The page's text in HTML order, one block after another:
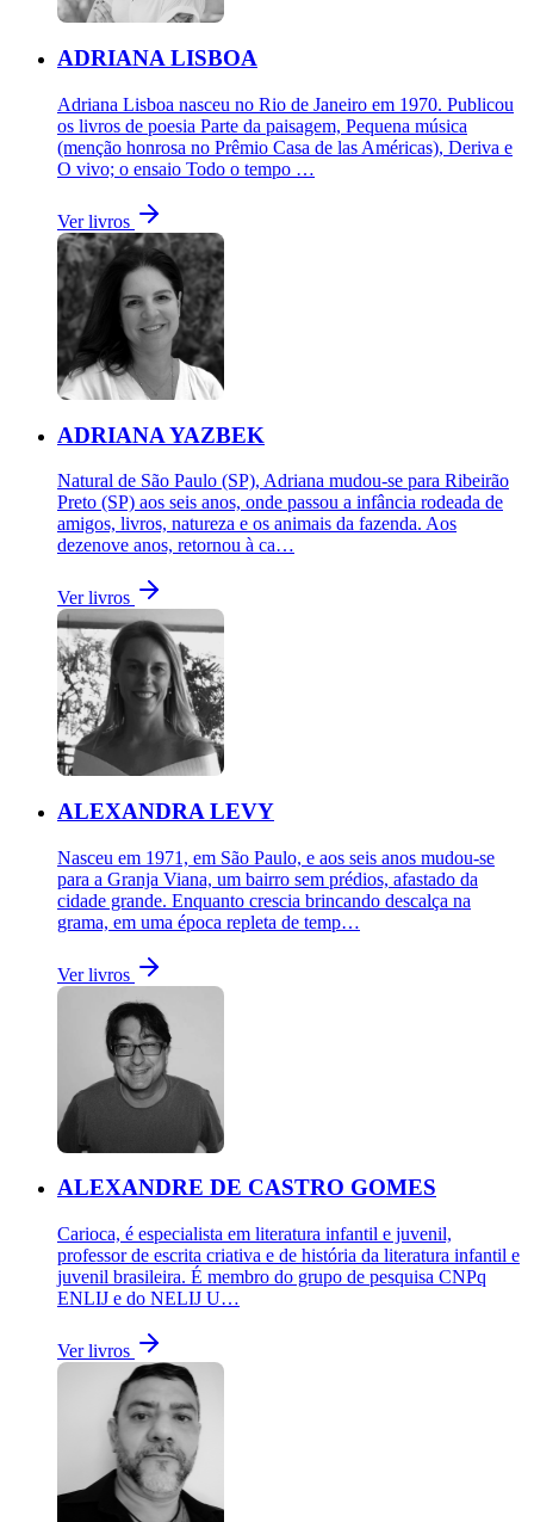
ADRIANA LISBOA
Adriana Lisboa nasceu no Rio de Janeiro em 1970. Publicou
os livros de poesia Parte da paisagem, Pequena música
(menção honrosa no Prêmio Casa de las Américas), Deriva e
O vivo; o ensaio Todo o tempo …
Ver livros
ADRIANA YAZBEK
Natural de São Paulo (SP), Adriana mudou-se para Ribeirão
Preto (SP) aos seis anos, onde passou a infância rodeada de
amigos, livros, natureza e os animais da fazenda. Aos
dezenove anos, retornou à ca…
Ver livros
ALEXANDRA LEVY
Nasceu em 1971, em São Paulo, e aos seis anos mudou-se
para a Granja Viana, um bairro sem prédios, afastado da
cidade grande. Enquanto crescia brincando descalça na
grama, em uma época repleta de temp…
Ver livros
ALEXANDRE DE CASTRO GOMES
Carioca, é especialista em literatura infantil e juvenil,
professor de escrita criativa e de história da literatura infantil e
juvenil brasileira. É membro do grupo de pesquisa CNPq
ENLIJ e do NELIJ U…
Ver livros